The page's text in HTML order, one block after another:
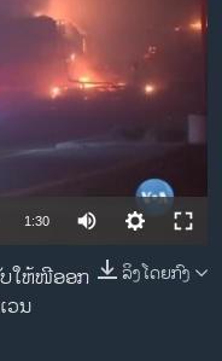
available
1:30
240p ລິງໂດຍກົງ
ບໃຫ້ໜີອອກ
ວນ